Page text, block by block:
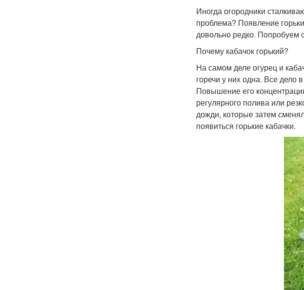
Иногда огородники
проблема? Появление
довольно редко. Попробуем
Почему кабачок горький?
На самом деле огурец и
горечи у них одна. Все дело
Повышение его
регулярного полива или
дожди, которые затем
появиться горькие кабачки.